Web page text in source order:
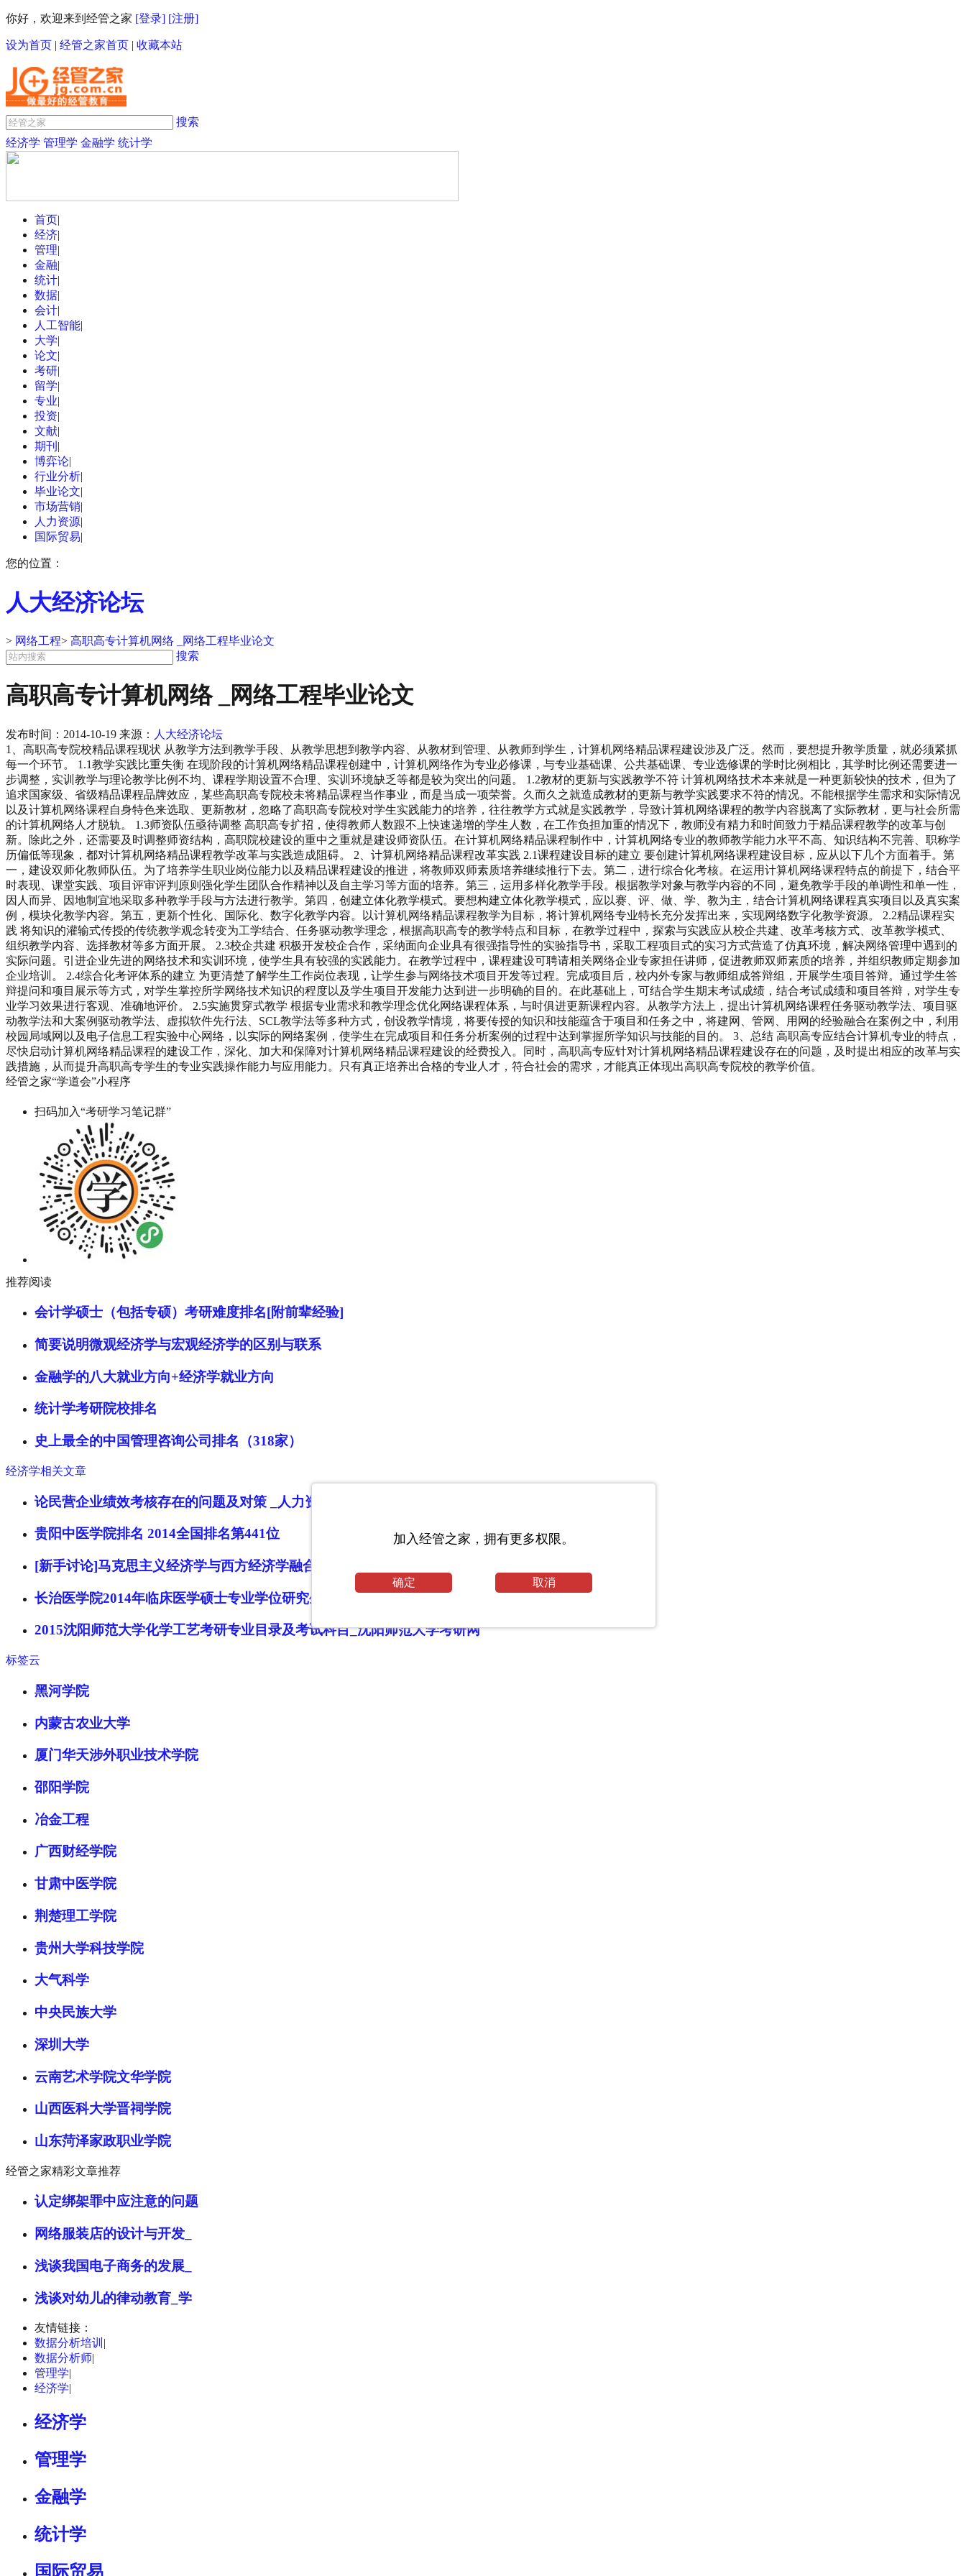
你好，欢迎来到经管之家 [登录] [注册]
设为首页 | 经管之家首页 | 收藏本站
搜索
经济学 管理学 金融学 统计学
首页|
经济|
管理|
金融|
统计|
数据|
会计|
人工智能|
大学|
论文|
考研|
留学|
专业|
投资|
文献|
期刊 |
博弈论|
行业分析|
毕业论文|
市场营销|
人力资源|
国际贸易|
您的位置：
人大经济论坛
> 网络工程> 高职高专计算机网络 _网络工程毕业论文
搜索
高职高专计算机网络 _网络工程毕业论文
发布时间： 2014-10-19 来源： 人大经济论坛
1、高职高专院校精品课程现状 从教学方法到教学手段、从教学思想到教学内容、从教材到管理、从教师到学生，计算机网络精品课程建设涉及广泛。然而，要想提升教学质量，就必须紧抓
每一个环节。 1.1教学实践比重失衡 在现阶段的计算机网络精品课程创建中，计算机网络作为专业必修课，与专业基础课、公共基础课、专业选修课的学时比例相比，其学时比例还需要进一
步调整，实训教学与理论教学比例不均、课程学期设置不合理、实训环境缺乏等都是较为突出的问题。 1.2教材的更新与实践教学不符 计算机网络技术本来就是一种更新较快的技术，但为了
追求国家级、省级精品课程品牌效应，某些高职高专院校未将精品课程当作事业，而是当成一项荣誉。久而久之就造成教材的更新与教学实践要求不符的情况。不能根据学生需求和实际情况
以及计算机网络课程自身特色来选取、更新教材，忽略了高职高专院校对学生实践能力的培养，往往教学方式就是实践教学，导致计算机网络课程的教学内容脱离了实际教材，更与社会所需
的计算机网络人才脱轨。 1.3师资队伍亟待调整 高职高专扩招，使得教师人数跟不上快速递增的学生人数，在工作负担加重的情况下，教师没有精力和时间致力于精品课程教学的改革与创
新。除此之外，还需要及时调整师资结构，高职院校建设的重中之重就是建设师资队伍。在计算机网络精品课程制作中，计算机网络专业的教师教学能力水平不高、知识结构不完善、职称学
历偏低等现象，都对计算机网络精品课程教学改革与实践造成阻碍。 2、计算机网络精品课程改革实践 2.1课程建设目标的建立 要创建计算机网络课程建设目标，应从以下几个方面着手。第
一，建设双师化教师队伍。为了培养学生职业岗位能力以及精品课程建设的推进，将教师双师素质培养继续推行下去。第二，进行综合化考核。在运用计算机网络课程特点的前提下，结合平
时表现、课堂实践、项目评审评判原则强化学生团队合作精神以及自主学习等方面的培养。第三，运用多样化教学手段。根据教学对象与教学内容的不同，避免教学手段的单调性和单一性，
因人而异、因地制宜地采取多种教学手段与方法进行教学。第四，创建立体化教学模式。要想构建立体化教学模式，应以赛、评、做、学、教为主，结合计算机网络课程真实项目以及真实案
例，模块化教学内容。第五，更新个性化、国际化、数字化教学内容。以计算机网络精品课程教学为目标，将计算机网络专业特长充分发挥出来，实现网络数字化教学资源。 2.2精品课程实
践 将知识的灌输式传授的传统教学观念转变为工学结合、任务驱动教学理念，根据高职高专的教学特点和目标，在教学过程中，探索与实践应从校企共建、改革考核方式、改革教学模式、
组织教学内容、选择教材等多方面开展。 2.3校企共建 积极开发校企合作，采纳面向企业具有很强指导性的实验指导书，采取工程项目式的实习方式营造了仿真环境，解决网络管理中遇到的
实际问题。引进企业先进的网络技术和实训环境，使学生具有较强的实践能力。在教学过程中，课程建设可聘请相关网络企业专家担任讲师，促进教师双师素质的培养，并组织教师定期参加
企业培训。 2.4综合化考评体系的建立 为更清楚了解学生工作岗位表现，让学生参与网络技术项目开发等过程。完成项目后，校内外专家与教师组成答辩组，开展学生项目答辩。通过学生答
辩提问和项目展示等方式，对学生掌控所学网络技术知识的程度以及学生项目开发能力达到进一步明确的目的。在此基础上，可结合学生期末考试成绩，结合考试成绩和项目答辩，对学生专
业学习效果进行客观、准确地评价。 2.5实施贯穿式教学 根据专业需求和教学理念优化网络课程体系，与时俱进更新课程内容。从教学方法上，提出计算机网络课程任务驱动教学法、项目驱
动教学法和大案例驱动教学法、虚拟软件先行法、SCL教学法等多种方式，创设教学情境，将要传授的知识和技能蕴含于项目和任务之中，将建网、管网、用网的经验融合在案例之中，利用
校园局域网以及电子信息工程实验中心网络，以实际的网络案例，使学生在完成项目和任务分析案例的过程中达到掌握所学知识与技能的目的。 3、总结 高职高专应结合计算机专业的特点，
尽快启动计算机网络精品课程的建设工作，深化、加大和保障对计算机网络精品课程建设的经费投入。同时，高职高专应针对计算机网络精品课程建设存在的问题，及时提出相应的改革与实
践措施，从而提升高职高专学生的专业实践操作能力与应用能力。只有真正培养出合格的专业人才，符合社会的需求，才能真正体现出高职高专院校的教学价值。
经管之家“学道会”小程序
扫码加入“考研学习笔记群”
推荐阅读
会计学硕士（包括专硕）考研难度排名[附前辈经验]
简要说明微观经济学与宏观经济学的区别与联系
金融学的八大就业方向+经济学就业方向
统计学考研院校排名
史上最全的中国管理咨询公司排名（318家）
经济学相关文章
论民营企业绩效考核存在的问题及对策 _人力资源论文格式
贵阳中医学院排名 2014全国排名第441位
[新手讨论]马克思主义经济学与西方经济学融合的第一个问题
长治医学院2014年临床医学硕士专业学位研究生招生调剂公告_长治医学院考研网
2015沈阳师范大学化学工艺考研专业目录及考试科目_沈阳师范大学考研网
标签云
黑河学院
内蒙古农业大学
厦门华天涉外职业技术学院
邵阳学院
冶金工程
广西财经学院
甘肃中医学院
荆楚理工学院
贵州大学科技学院
大气科学
中央民族大学
深圳大学
云南艺术学院文华学院
山西医科大学晋祠学院
山东菏泽家政职业学院
经管之家精彩文章推荐
认定绑架罪中应注意的问题
网络服装店的设计与开发_
浅谈我国电子商务的发展_
浅谈对幼儿的律动教育_学
友情链接：
数据分析培训 |
数据分析师|
管理学|
经济学|
经济学
管理学
金融学
统计学
国际贸易
加入经管之家，拥有更多权限。
确定 取消